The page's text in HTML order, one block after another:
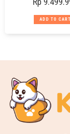
ADD TO CART